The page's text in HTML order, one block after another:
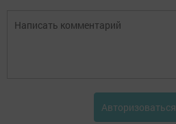
Авторизоваться